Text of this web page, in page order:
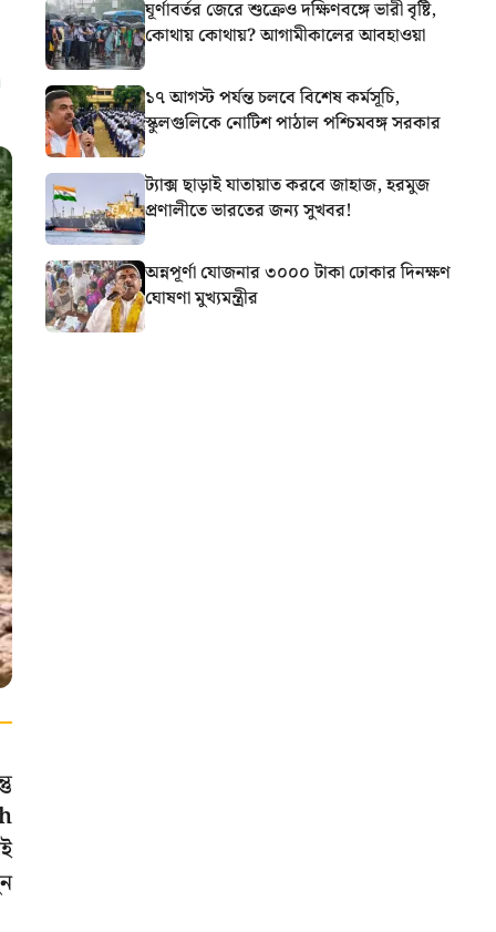
ঘূর্ণাবর্তর জেরে শুক্রেও দক্ষিণবঙ্গে ভারী বৃষ্টি,
কোথায় কোথায়? আগামীকালের আবহাওয়া
১৭ আগস্ট পর্যন্ত চলবে বিশেষ কর্মসূচি,
স্কুলগুলিকে নোটিশ পাঠাল পশ্চিমবঙ্গ সরকার
ট্যাক্স ছাড়াই যাতায়াত করবে জাহাজ, হরমুজ
প্রণালীতে ভারতের জন্য সুখবর!
অন্নপূর্ণা যোজনার ৩০০০ টাকা ঢোকার দিনক্ষণ
ঘোষণা মুখ্যমন্ত্রীর